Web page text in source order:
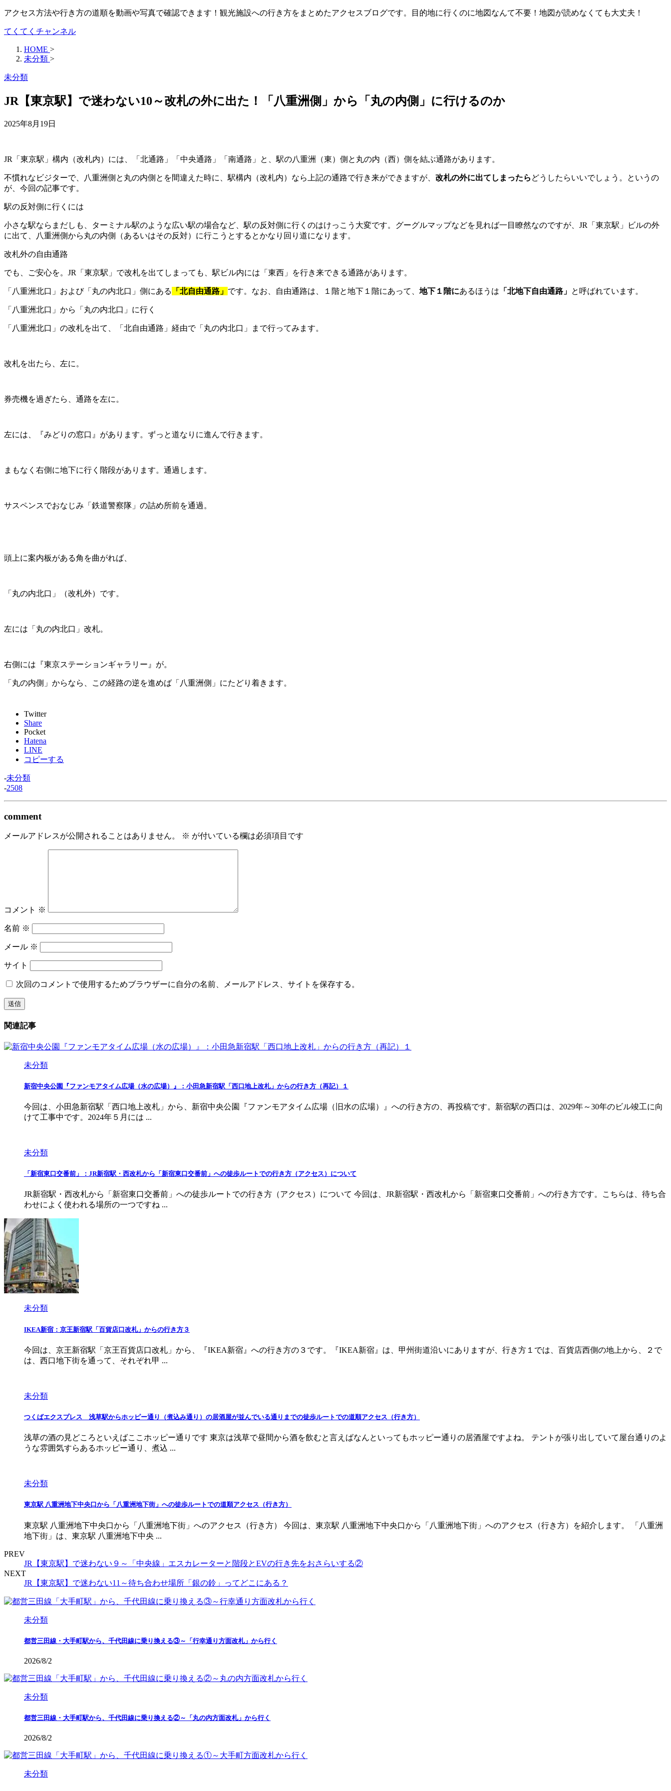
アクセス方法や行き方の道順を動画や写真で確認できます！観光施設への行き方をまとめたアクセスブログです。目的地に行くのに地図なんて不要！地図が読めなくても大丈夫！
てくてくチャンネル
HOME >
未分類 >
未分類
JR【東京駅】で迷わない10～改札の外に出た！「八重洲側」から「丸の内側」に行けるのか
2025年8月19日
JR「東京駅」構内（改札内）には、「北通路」「中央通路」「南通路」と、駅の八重洲（東）側と丸の内（西）側を結ぶ通路があります。
不慣れなビジターで、八重洲側と丸の内側とを間違えた時に、駅構内（改札内）なら上記の通路で行き来ができますが、 改札の外に出てしまったら どうしたらいいでしょう。というの
が、今回の記事です。
駅の反対側に行くには
小さな駅ならまだしも、ターミナル駅のような広い駅の場合など、駅の反対側に行くのはけっこう大変です。グーグルマップなどを見れば一目瞭然なのですが、JR「東京駅」ビルの外
に出て、八重洲側から丸の内側（あるいはその反対）に行こうとするとかなり回り道になります。
改札外の自由通路
でも、ご安心を。 JR「東京駅」で改札を出てしまっても、駅ビル内には「東西」を行き来できる通路があります。
「八重洲北口」および「丸の内北口」側にある 「北自由通路」 です。なお、自由通路は、１階と地下１階にあって、 地下１階にあるほうは 「北地下自由通路」 と呼ばれています。
「八重洲北口」から「丸の内北口」に行く
「八重洲北口」の改札を出て、「北自由通路」経由で「丸の内北口」まで行ってみます。
改札を出たら、左に。
券売機を過ぎたら、通路を左に。
左には、『みどりの窓口』があります。ずっと道なりに進んで行きます。
まもなく右側に地下に行く階段があります。通過します。
サスペンスでおなじみ「鉄道警察隊」の詰め所前を通過。
頭上に案内板がある角を曲がれば、
「丸の内北口」（改札外）です。
左には「丸の内北口」改札。
右側には『東京ステーションギャラリー』が。
「丸の内側」からなら、この経路の逆を進めば「八重洲側」にたどり着きます。
Twitter
Share
Pocket
Hatena
LINE
コピーする
-未分類
-2508
comment
メールアドレスが公開されることはありません。 ※ が付いている欄は必須項目です
コメント ※
名前 ※
メール ※
サイト
次回のコメントで使用するためブラウザーに自分の名前、メールアドレス、サイトを保存する。
関連記事
未分類
新宿中央公園『ファンモアタイム広場（水の広場）』：小田急新宿駅「西口地上改札」からの行き方（再記）１
今回は、小田急新宿駅「西口地上改札」から、新宿中央公園『ファンモアタイム広場（旧水の広場）』への行き方の、再投稿です。新宿駅の西口は、2029年～30年のビル竣工に向
けて工事中です。2024年５月には ...
未分類
「新宿東口交番前」：JR新宿駅・西改札から「新宿東口交番前」への徒歩ルートでの行き方（アクセス）について
JR新宿駅・西改札から「新宿東口交番前」への徒歩ルートでの行き方（アクセス）について 今回は、JR新宿駅・西改札から「新宿東口交番前」への行き方です。こちらは、待ち合
わせによく使われる場所の一つですね ...
未分類
IKEA新宿：京王新宿駅「百貨店口改札」からの行き方３
今回は、京王新宿駅「京王百貨店口改札」から、『IKEA新宿』への行き方の３です。『IKEA新宿』は、甲州街道沿いにありますが、行き方１では、百貨店西側の地上から、２で
は、西口地下街を通って、それぞれ甲 ...
未分類
つくばエクスプレス 浅草駅からホッピー通り（煮込み通り）の居酒屋が並んでいる通りまでの徒歩ルートでの道順アクセス（行き方）
浅草の酒の見どころといえばここホッピー通りです 東京は浅草で昼間から酒を飲むと言えばなんといってもホッピー通りの居酒屋ですよね。 テントが張り出していて屋台通りのよ
うな雰囲気すらあるホッピー通り、煮込 ...
未分類
東京駅 八重洲地下中央口から「八重洲地下街」への徒歩ルートでの道順アクセス（行き方）
東京駅 八重洲地下中央口から「八重洲地下街」へのアクセス（行き方） 今回は、東京駅 八重洲地下中央口から「八重洲地下街」へのアクセス（行き方）を紹介します。 「八重洲
地下街」は、東京駅 八重洲地下中央 ...
PREV
JR【東京駅】で迷わない９～「中央線」エスカレーターと階段とEVの行き先をおさらいする②
NEXT
JR【東京駅】で迷わない11～待ち合わせ場所「銀の鈴」ってどこにある？
未分類
都営三田線・大手町駅から、千代田線に乗り換える③～「行幸通り方面改札」から行く
2026/8/2
未分類
都営三田線・大手町駅から、千代田線に乗り換える②～「丸の内方面改札」から行く
2026/8/2
未分類